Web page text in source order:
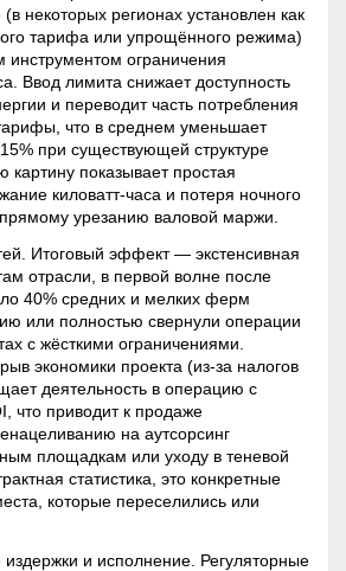
некоторых регионах установлен как
тарифа или упрощённого режима)
инструментом ограничения
Ввод лимита снижает доступность
и переводит часть потребления
что в среднем уменьшает
при существующей структуре
картину показывает простая
киловатт-часа и потеря ночного
урезанию валовой маржи.
Итоговый эффект — экстенсивная
отрасли, в первой волне после
40% средних и мелких ферм
или полностью свернули операции
с жёсткими ограничениями.
экономики проекта (из-за налогов
деятельность в операцию с
что приводит к продаже
на аутсорсинг
площадкам или уходу в теневой
статистика, это конкретные
которые переселились или
и исполнение. Регуляторные